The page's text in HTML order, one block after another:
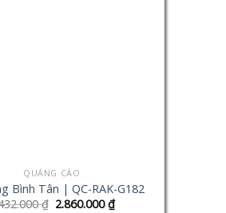
QUẢNG CÁO
Bình Tân | QC-RAK-G182
₫ 2.860.000₫